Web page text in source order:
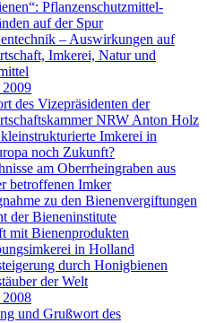
Pflanzenschutzmittel-
auf der Spur
– Auswirkungen auf
Imkerei, Natur und
des Vizepräsidenten der
NRW Anton Holz
Imkerei in
noch Zukunft?
am Oberrheingraben aus
betroffenen Imker
zu den Bienenvergiftungen
der Bieneninstitute
mit Bienenprodukten
in Holland
durch Honigbienen
der Welt
und Grußwort des